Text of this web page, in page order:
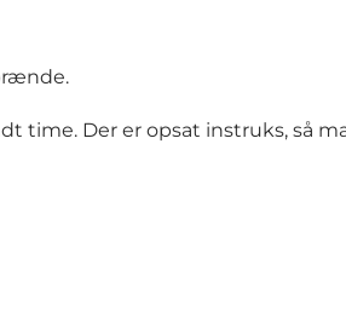
time. Der er opsat instruks, så